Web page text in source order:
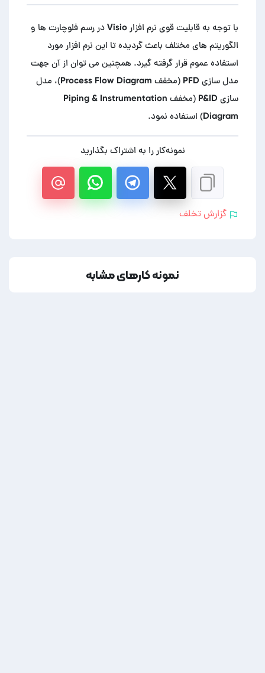
با توجه به قابلیت قوی نرم افزار Visio در رسم فلوچارت ها و
الگوریتم های مختلف باعث گردیده تا این نرم افزار مورد
استفاده عموم قرار گرفته گیرد. همچنین می توان از آن جهت
مدل سازی PFD (مخفف Process Flow Diagram)، مدل
سازی P&ID (مخفف Piping & Instrumentation
Diagram) استفاده نمود.
نمونه‌کار را به اشتراک بگذارید
گزارش تخلف
نمونه کارهای مشابه